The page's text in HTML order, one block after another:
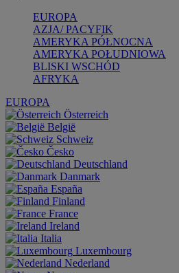
EUROPA
AZJA/ PACYFIK
AMERYKA PÓŁNOCNA
AMERYKA POŁUDNIOWA
BLISKI WSCHÓD
AFRYKA
EUROPA
Österreich
België
Schweiz
Česko
Deutschland
Danmark
España
Finland
France
Ireland
Italia
Luxembourg
Nederland